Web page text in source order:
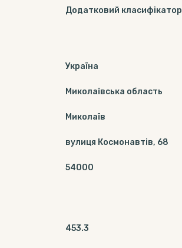
Додатковий класифікатор
Україна
Миколаївська область
Миколаїв
вулиця Космонавтів, 68
54000
453.3